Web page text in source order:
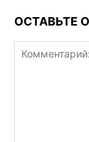
ОСТАВЬТЕ